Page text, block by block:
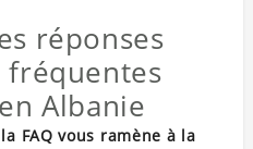
réponses
fréquentes
Albanie
FAQ vous ramène à la